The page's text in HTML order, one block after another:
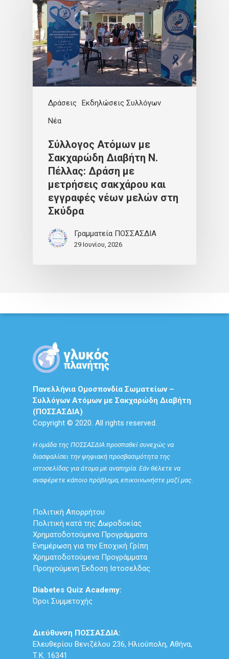
Δράσεις
Εκδηλώσεις Συλλόγων
Νέα
Σύλλογος Ατόμων με
Σακχαρώδη Διαβήτη Ν.
Πέλλας: Δράση με
μετρήσεις σακχάρου και
εγγραφές νέων μελών στη
Σκύδρα
Γραμματεία ΠΟΣΣΑΣΔΙΑ
29 Ιουνίου, 2026
Πανελλήνια Ομοσπονδία Σωματείων –
Συλλόγων Ατόμων με Σακχαρώδη Διαβήτη
(ΠΟΣΣΑΣΔΙΑ)
Copyright © 2020. All rights reserved.
Η ομάδα της ΠΟΣΣΑΣΔΙΑ προσπαθεί συνεχώς να
διασφαλίσει την ψηφιακή προσβασιμότητα της
ιστοσελίδας για άτομα με αναπηρία. Εάν θέλετε να
αναφέρετε κάποιο πρόβλημα, επικοινωνήστε μαζί μας.
Πολιτική Απορρήτου
Πολιτική κατά της Δωροδοκίας
Χρηματοδοτούμενα Προγράμματα
Ενημέρωση για την Εποχική Γρίπη
Χρηματοδοτούμενα Προγράμματα
Προηγούμενη Έκδοση Ιστοσελδας
Diabetes Quiz Academy:
Όροι Συμμετοχής
Διεύθυνση ΠΟΣΣΑΣΔΙΑ:
Ελευθερίου Βενιζέλου 236, Ηλιούπολη, Αθήνα,
Τ.Κ. 16341